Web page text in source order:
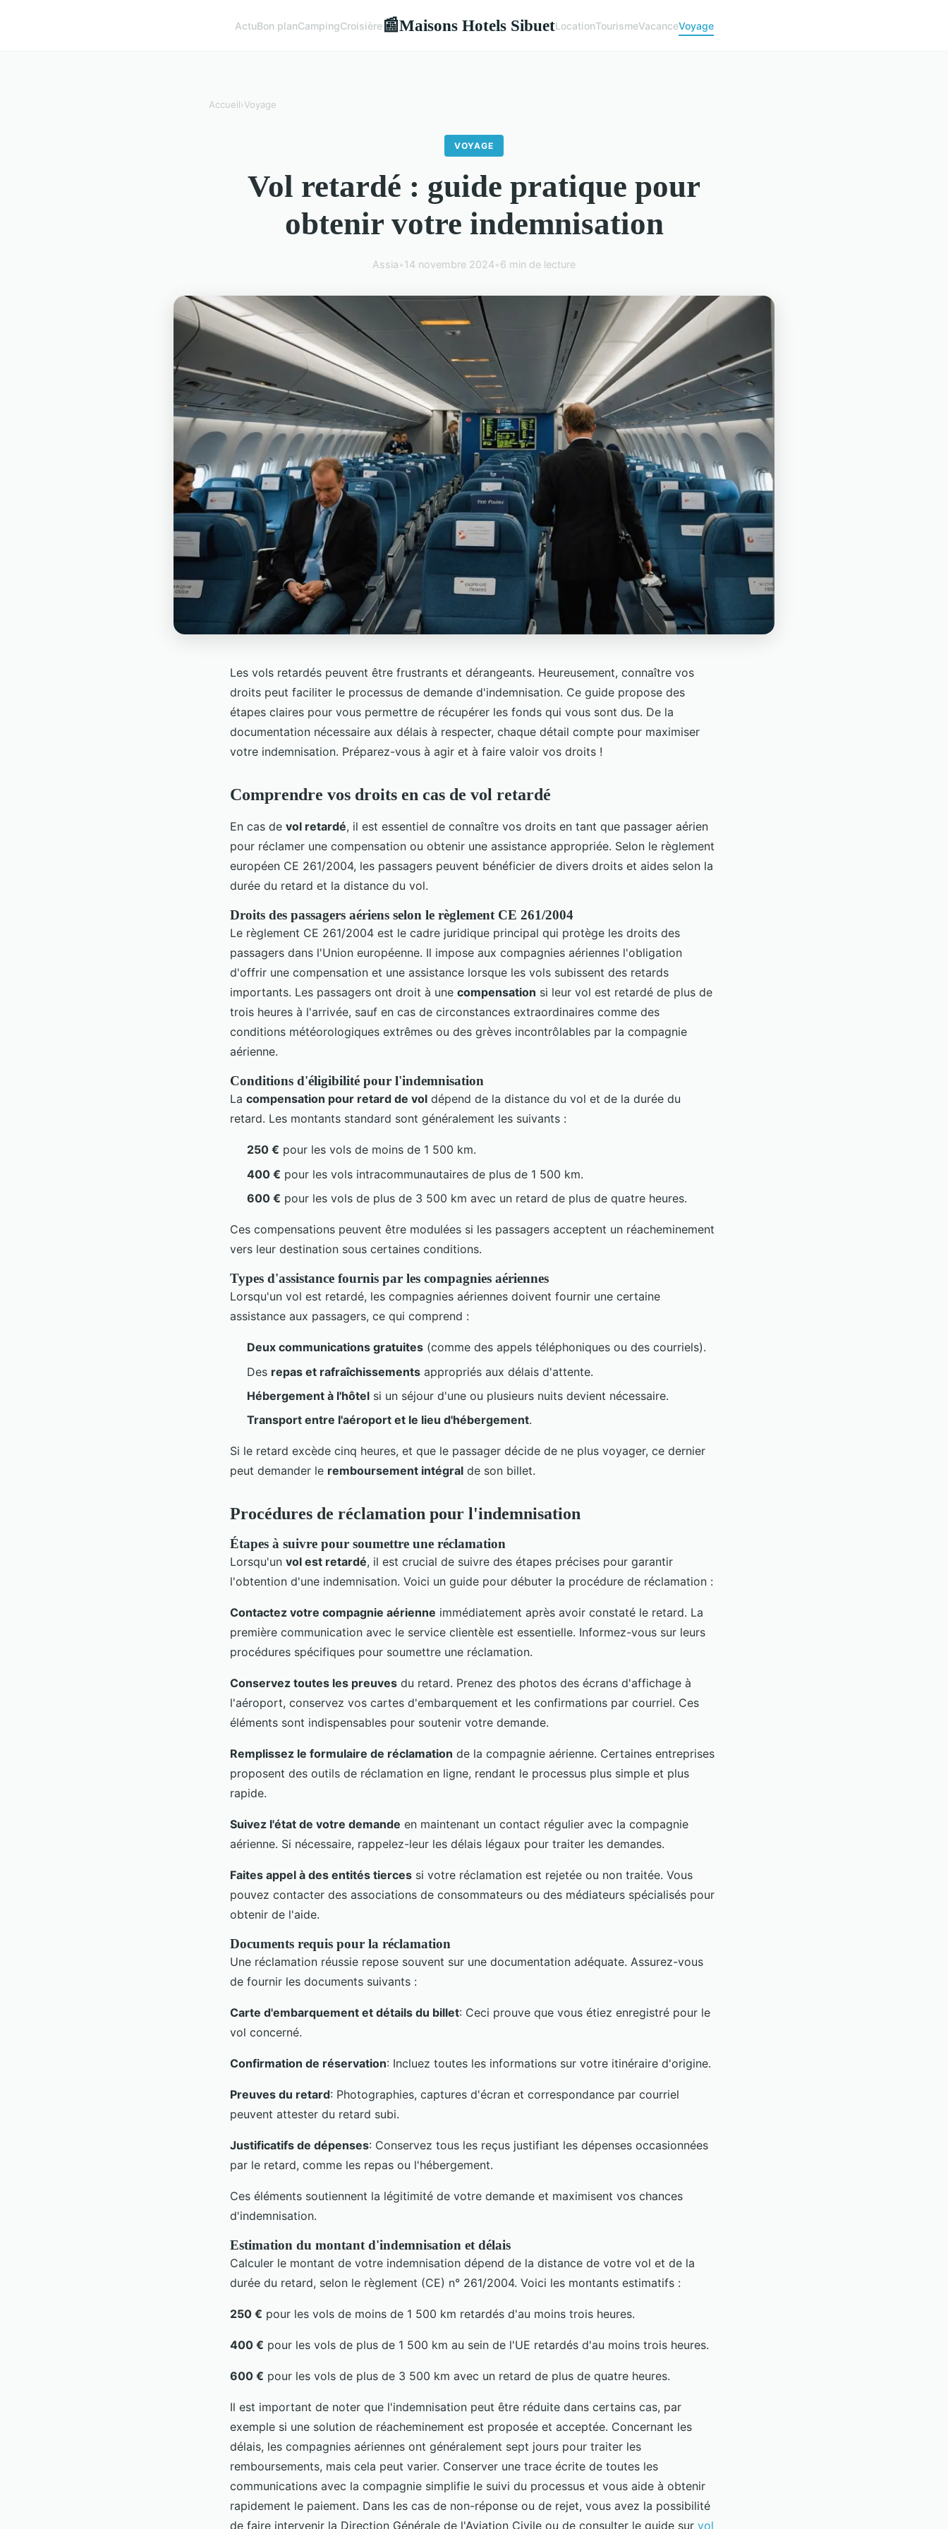
ActuBon planCampingCroisière📰Maisons Hotels SibuetLocationTourismeVacanceVoyage
Accueil›Voyage
VOYAGE
Vol retardé : guide pratique pour
obtenir votre indemnisation
Assia•14 novembre 2024•6 min de lecture
Les vols retardés peuvent être frustrants et dérangeants. Heureusement, connaître vos
droits peut faciliter le processus de demande d'indemnisation. Ce guide propose des
étapes claires pour vous permettre de récupérer les fonds qui vous sont dus. De la
documentation nécessaire aux délais à respecter, chaque détail compte pour maximiser
votre indemnisation. Préparez-vous à agir et à faire valoir vos droits !
Comprendre vos droits en cas de vol retardé
En cas de vol retardé, il est essentiel de connaître vos droits en tant que passager aérien
pour réclamer une compensation ou obtenir une assistance appropriée. Selon le règlement
européen CE 261/2004, les passagers peuvent bénéficier de divers droits et aides selon la
durée du retard et la distance du vol.
Droits des passagers aériens selon le règlement CE 261/2004
Le règlement CE 261/2004 est le cadre juridique principal qui protège les droits des
passagers dans l'Union européenne. Il impose aux compagnies aériennes l'obligation
d'offrir une compensation et une assistance lorsque les vols subissent des retards
importants. Les passagers ont droit à une compensation si leur vol est retardé de plus de
trois heures à l'arrivée, sauf en cas de circonstances extraordinaires comme des
conditions météorologiques extrêmes ou des grèves incontrôlables par la compagnie
aérienne.
Conditions d'éligibilité pour l'indemnisation
La compensation pour retard de vol dépend de la distance du vol et de la durée du
retard. Les montants standard sont généralement les suivants :
250 € pour les vols de moins de 1 500 km.
400 € pour les vols intracommunautaires de plus de 1 500 km.
600 € pour les vols de plus de 3 500 km avec un retard de plus de quatre heures.
Ces compensations peuvent être modulées si les passagers acceptent un réacheminement
vers leur destination sous certaines conditions.
Types d'assistance fournis par les compagnies aériennes
Lorsqu'un vol est retardé, les compagnies aériennes doivent fournir une certaine
assistance aux passagers, ce qui comprend :
Deux communications gratuites (comme des appels téléphoniques ou des courriels).
Des repas et rafraîchissements appropriés aux délais d'attente.
Hébergement à l'hôtel si un séjour d'une ou plusieurs nuits devient nécessaire.
Transport entre l'aéroport et le lieu d'hébergement.
Si le retard excède cinq heures, et que le passager décide de ne plus voyager, ce dernier
peut demander le remboursement intégral de son billet.
Procédures de réclamation pour l'indemnisation
Étapes à suivre pour soumettre une réclamation
Lorsqu'un vol est retardé, il est crucial de suivre des étapes précises pour garantir
l'obtention d'une indemnisation. Voici un guide pour débuter la procédure de réclamation :
Contactez votre compagnie aérienne immédiatement après avoir constaté le retard. La
première communication avec le service clientèle est essentielle. Informez-vous sur leurs
procédures spécifiques pour soumettre une réclamation.
Conservez toutes les preuves du retard. Prenez des photos des écrans d'affichage à
l'aéroport, conservez vos cartes d'embarquement et les confirmations par courriel. Ces
éléments sont indispensables pour soutenir votre demande.
Remplissez le formulaire de réclamation de la compagnie aérienne. Certaines entreprises
proposent des outils de réclamation en ligne, rendant le processus plus simple et plus
rapide.
Suivez l'état de votre demande en maintenant un contact régulier avec la compagnie
aérienne. Si nécessaire, rappelez-leur les délais légaux pour traiter les demandes.
Faites appel à des entités tierces si votre réclamation est rejetée ou non traitée. Vous
pouvez contacter des associations de consommateurs ou des médiateurs spécialisés pour
obtenir de l'aide.
Documents requis pour la réclamation
Une réclamation réussie repose souvent sur une documentation adéquate. Assurez-vous
de fournir les documents suivants :
Carte d'embarquement et détails du billet: Ceci prouve que vous étiez enregistré pour le
vol concerné.
Confirmation de réservation: Incluez toutes les informations sur votre itinéraire d'origine.
Preuves du retard: Photographies, captures d'écran et correspondance par courriel
peuvent attester du retard subi.
Justificatifs de dépenses: Conservez tous les reçus justifiant les dépenses occasionnées
par le retard, comme les repas ou l'hébergement.
Ces éléments soutiennent la légitimité de votre demande et maximisent vos chances
d'indemnisation.
Estimation du montant d'indemnisation et délais
Calculer le montant de votre indemnisation dépend de la distance de votre vol et de la
durée du retard, selon le règlement (CE) n° 261/2004. Voici les montants estimatifs :
250 € pour les vols de moins de 1 500 km retardés d'au moins trois heures.
400 € pour les vols de plus de 1 500 km au sein de l'UE retardés d'au moins trois heures.
600 € pour les vols de plus de 3 500 km avec un retard de plus de quatre heures.
Il est important de noter que l'indemnisation peut être réduite dans certains cas, par
exemple si une solution de réacheminement est proposée et acceptée. Concernant les
délais, les compagnies aériennes ont généralement sept jours pour traiter les
remboursements, mais cela peut varier. Conserver une trace écrite de toutes les
communications avec la compagnie simplifie le suivi du processus et vous aide à obtenir
rapidement le paiement. Dans les cas de non-réponse ou de rejet, vous avez la possibilité
de faire intervenir la Direction Générale de l'Aviation Civile ou de consulter le guide sur vol